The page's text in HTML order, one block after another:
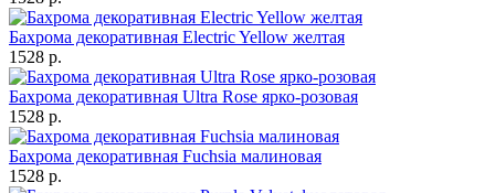
Бахрома декоративная Electric Yellow желтая
1528 р.
Бахрома декоративная Ultra Rose ярко-розовая
1528 р.
Бахрома декоративная Fuchsia малиновая
1528 р.